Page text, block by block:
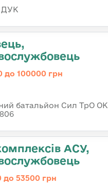
ДУК
до 100000 грн
батальйон Сил ТрО ОК
АСУ,
до 53500 грн